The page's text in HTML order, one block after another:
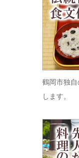
鶴岡市独
します。